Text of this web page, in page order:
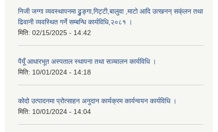
निजी जग्गा व्यवस्थापनमा ढुुङ्गा,गिट्टी,बालुवा ,माटो आदि उत्खनन् सक्ंलन तथा
ढिवानी व्यवस्थित गर्ने सम्बन्धि कार्यविधि,२०८१ ।
मिति: 02/15/2025 - 14:42
पैयूँ आधारभूत अस्पताल स्थापना तथा सञ्चालन कार्यविधि ।
मिति: 10/01/2024 - 14:18
कोदो उत्पादनमा प्रोत्साहन अनुदान कार्यक्रम कार्यन्वयन कार्यविधि ।
मिति: 10/01/2024 - 14:04